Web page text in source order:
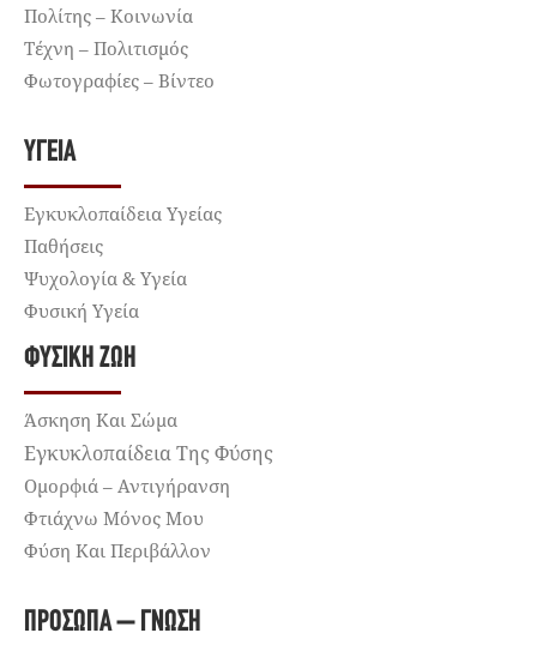
Πολίτης – Κοινωνία
Τέχνη – Πολιτισμός
Φωτογραφίες – Βίντεο
ΥΓΕΊΑ
Εγκυκλοπαίδεια Υγείας
Παθήσεις
Ψυχολογία & Υγεία
Φυσική Υγεία
ΦΥΣΙΚΉ ΖΩΉ
Άσκηση Και Σώμα
Εγκυκλοπαίδεια Της Φύσης
Ομορφιά – Αντιγήρανση
Φτιάχνω Μόνος Μου
Φύση Και Περιβάλλον
ΠΡΌΣΩΠΑ – ΓΝΏΣΗ